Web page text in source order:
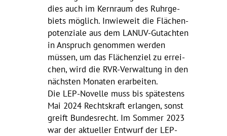
dies auch im Kern­raum des Ruhr­ge­
biets möglich. Inwie­weit die Flächen­
po­ten­ziale aus dem LANUV-Gutachten
in Anspruch genommen werden
müssen, um das Flächen­ziel zu errei­
chen, wird die RVR-Verwal­tung in den
nächsten Monaten erarbeiten.
Die LEP-Novelle muss bis spätes­tens
Mai 2024 Rechts­kraft erlangen, sonst
greift Bundes­recht. Im Sommer 2023
war der aktu­eller Entwurf der LEP-